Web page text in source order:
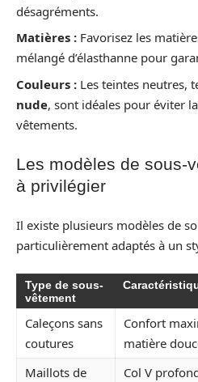
désagréments.
Matières : Favorisez les
mélangé d’élasthanne pour
Couleurs : Les teintes neutres,
nude, sont idéales pour éviter
vêtements.
Les modèles de sous-
à privilégier
Il existe plusieurs modèles de
particulièrement adaptés à un
Type de sous-
vêtement
Caleçons sans
coutures
Confort
matière
Maillots de
Col V